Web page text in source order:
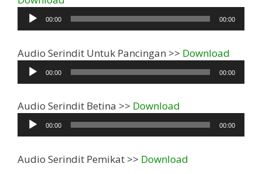
Audio
00:00 00:00
Audio Serindit Untuk Pancingan >> Download
00:00 00:00
Audio Serindit Betina >> Download
Audio
00:00 00:00
Audio Serindit Pemikat >> Download